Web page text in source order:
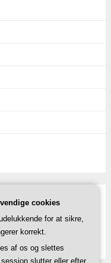
cookies
for at sikre,
korrekt.
af os og slettes
slutter eller efter